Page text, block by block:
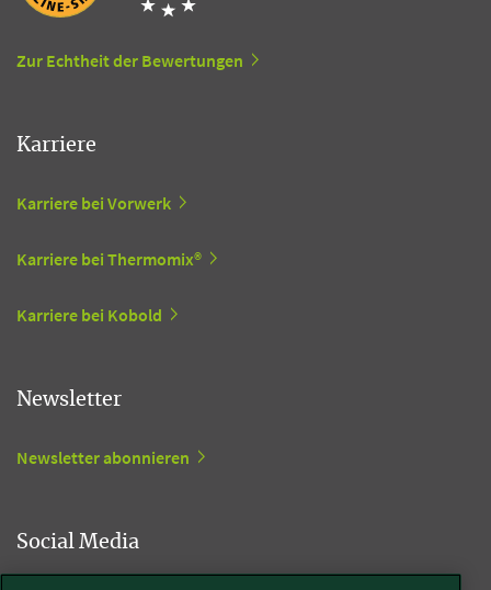
Zur Echtheit der Bewertungen
Karriere
Karriere bei Vorwerk
Karriere bei Thermomix®
Karriere bei Kobold
Newsletter
Newsletter abonnieren
Social Media